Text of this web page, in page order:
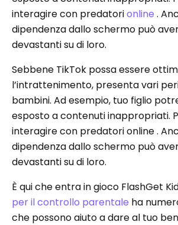
interagire con predatorionline .
dipendenza dallo schermo può
devastanti su di loro.
Sebbene TikTok possa essere
l’intrattenimento, presenta vari
bambini. Ad esempio, tuo figlio
esposto a contenuti inappropriati.
interagire con predatori online .
dipendenza dallo schermo può
devastanti su di loro.
È qui che entra in gioco FlashGet
per il controllo parentale ha
che possono aiuto a dare al tuo